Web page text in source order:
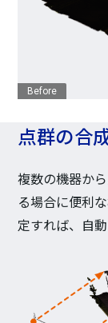
Before
点群の合
複数の機器か
る場合に便利
定すれば、自